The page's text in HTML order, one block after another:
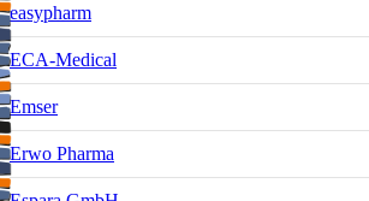
easypharm
ECA-Medical
Emser
Erwo Pharma